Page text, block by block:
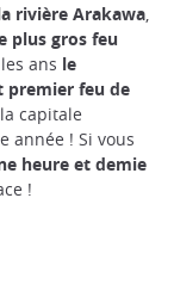
rivière Arakawa
plus gros feu
ans le
premier feu de
capitale
année ! Si vous
heure et demie
!